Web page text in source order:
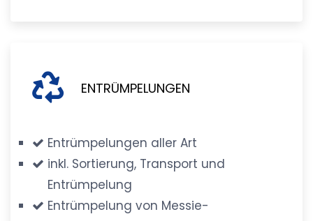
ENTRÜMPELUNGEN
Entrümpelungen aller Art
inkl. Sortierung, Transport und
Entrümpelung
Entrümpelung von Messie-